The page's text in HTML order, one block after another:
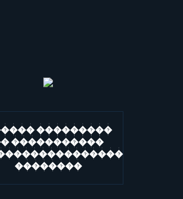
���������
�����������
��������